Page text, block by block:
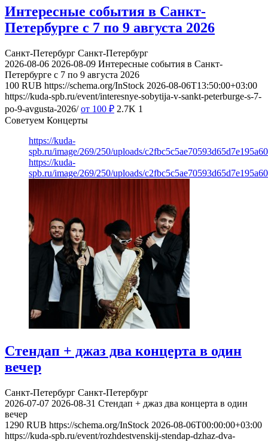
Интересные события в Санкт-
Петербурге с 7 по 9 августа 2026
Санкт-Петербург Санкт-Петербург
2026-08-06 2026-08-09 Интересные события в Санкт-
Петербурге с 7 по 9 августа 2026
100 RUB https://schema.org/InStock 2026-08-06T13:50:00+03:00
https://kuda-spb.ru/event/interesnye-sobytija-v-sankt-peterburge-s-7-
po-9-avgusta-2026/ от 100 ₽ 2.7K 1
Советуем Концерты
https://kuda-
spb.ru/image/269/250/uploads/
https://kuda-
spb.ru/image/269/250/uploads/
Стендап + джаз два концерта в один
вечер
Санкт-Петербург Санкт-Петербург
2026-07-07 2026-08-31 Стендап + джаз два концерта в один
вечер
1290 RUB https://schema.org/InStock 2026-08-06T00:00:00+03:00
https://kuda-spb.ru/event/rozhdestvenskij-stendap-dzhaz-dva-